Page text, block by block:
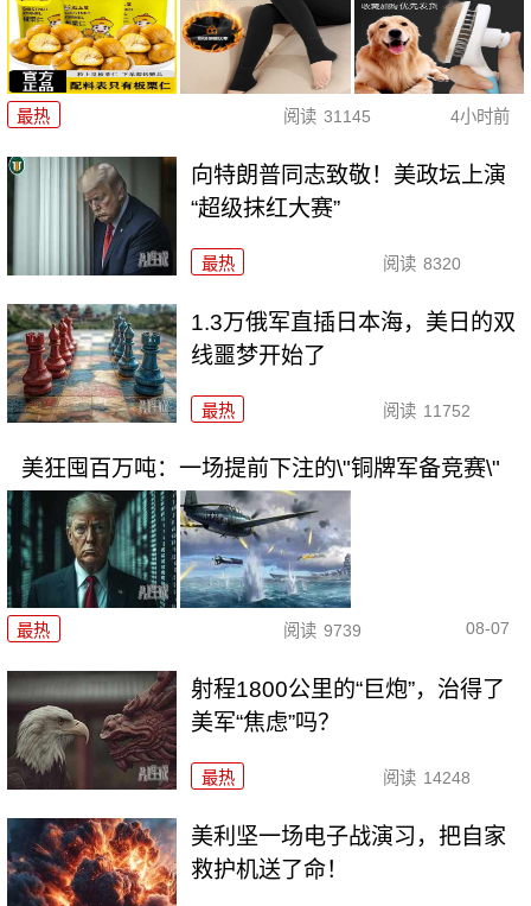
最热 阅读 31145 4小时前
向特朗普同志致敬！美政坛上演
“超级抹红大赛”
最热 阅读 8320
1.3万俄军直插日本海，美日的双
线噩梦开始了
最热 阅读 11752
美狂囤百万吨：一场提前下注的\"铜牌军备竞赛\"
最热 阅读 9739 08-07
射程1800公里的“巨炮”，治得了
美军“焦虑”吗？
最热 阅读 14248
美利坚一场电子战演习，把自家
救护机送了命！